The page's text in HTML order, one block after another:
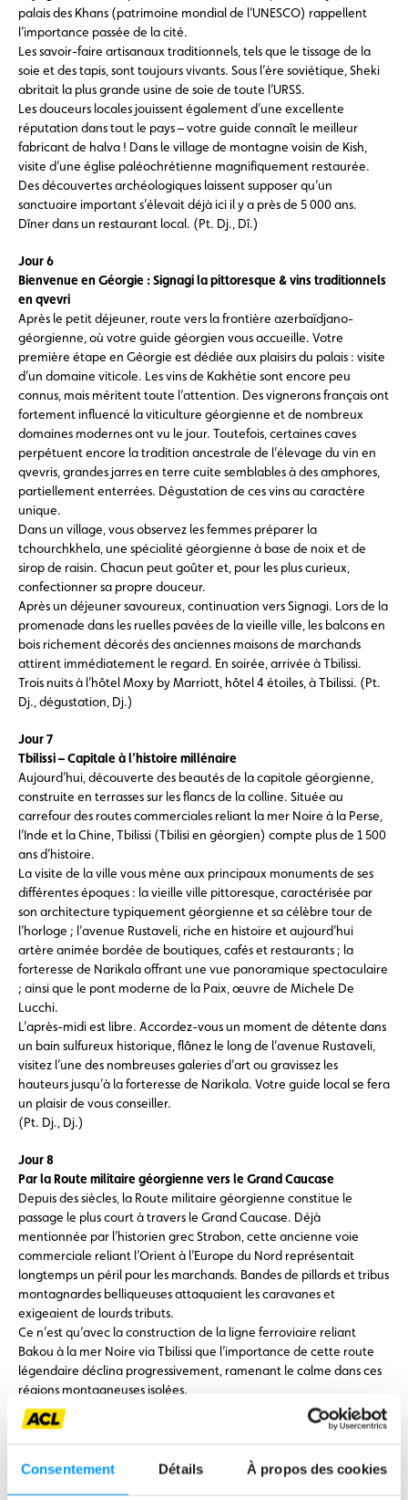
Consentement Détails À propos des cookies
palais des Khans (patrimoine mondial de l’UNESCO) rappellent
l’importance passée de la cité.
Les savoir-faire artisanaux traditionnels, tels que le tissage de la
soie et des tapis, sont toujours vivants. Sous l’ère soviétique, Sheki
abritait la plus grande usine de soie de toute l’URSS.
Les douceurs locales jouissent également d’une excellente
réputation dans tout le pays – votre guide connaît le meilleur
fabricant de halva ! Dans le village de montagne voisin de Kish,
visite d’une église paléochrétienne magnifiquement restaurée.
Des découvertes archéologiques laissent supposer qu’un
sanctuaire important s’élevait déjà ici il y a près de 5 000 ans.
Dîner dans un restaurant local. (Pt. Dj., Dî.)
Jour 6
Bienvenue en Géorgie : Signagi la pittoresque & vins traditionnels
en qvevri
Après le petit déjeuner, route vers la frontière azerbaïdjano-
géorgienne, où votre guide géorgien vous accueille. Votre
première étape en Géorgie est dédiée aux plaisirs du palais : visite
d’un domaine viticole. Les vins de Kakhétie sont encore peu
connus, mais méritent toute l’attention. Des vignerons français ont
fortement influencé la viticulture géorgienne et de nombreux
domaines modernes ont vu le jour. Toutefois, certaines caves
perpétuent encore la tradition ancestrale de l’élevage du vin en
qvevris, grandes jarres en terre cuite semblables à des amphores,
partiellement enterrées. Dégustation de ces vins au caractère
unique.
Dans un village, vous observez les femmes préparer la
tchourchkhela, une spécialité géorgienne à base de noix et de
sirop de raisin. Chacun peut goûter et, pour les plus curieux,
confectionner sa propre douceur.
Après un déjeuner savoureux, continuation vers Signagi. Lors de la
promenade dans les ruelles pavées de la vieille ville, les balcons en
bois richement décorés des anciennes maisons de marchands
attirent immédiatement le regard. En soirée, arrivée à Tbilissi.
Trois nuits à l’hôtel Moxy by Marriott, hôtel 4 étoiles, à Tbilissi. (Pt.
Dj., dégustation, Dj.)
Jour 7
Tbilissi – Capitale à l’histoire millénaire
Aujourd’hui, découverte des beautés de la capitale géorgienne,
construite en terrasses sur les flancs de la colline. Située au
carrefour des routes commerciales reliant la mer Noire à la Perse,
l’Inde et la Chine, Tbilissi (Tbilisi en géorgien) compte plus de 1 500
ans d’histoire.
La visite de la ville vous mène aux principaux monuments de ses
différentes époques : la vieille ville pittoresque, caractérisée par
son architecture typiquement géorgienne et sa célèbre tour de
l’horloge ; l’avenue Rustaveli, riche en histoire et aujourd’hui
artère animée bordée de boutiques, cafés et restaurants ; la
forteresse de Narikala offrant une vue panoramique spectaculaire
; ainsi que le pont moderne de la Paix, œuvre de Michele De
Lucchi.
L’après-midi est libre. Accordez-vous un moment de détente dans
un bain sulfureux historique, flânez le long de l’avenue Rustaveli,
visitez l’une des nombreuses galeries d’art ou gravissez les
hauteurs jusqu’à la forteresse de Narikala. Votre guide local se fera
un plaisir de vous conseiller.
(Pt. Dj., Dj.)
Jour 8
Par la Route militaire géorgienne vers le Grand Caucase
Depuis des siècles, la Route militaire géorgienne constitue le
passage le plus court à travers le Grand Caucase. Déjà
mentionnée par l’historien grec Strabon, cette ancienne voie
commerciale reliant l’Orient à l’Europe du Nord représentait
longtemps un péril pour les marchands. Bandes de pillards et tribus
montagnardes belliqueuses attaquaient les caravanes et
exigeaient de lourds tributs.
Ce n’est qu’avec la construction de la ligne ferroviaire reliant
Bakou à la mer Noire via Tbilissi que l’importance de cette route
légendaire déclina progressivement, ramenant le calme dans ces
régions montagneuses isolées.
Aujourd’hui, le voyage ne présente plus de dangers, mais offre en
contrepartie des panoramas alpins grandioses et une nature
stratégiquement située d’Ananouri. Dans un village, découverte